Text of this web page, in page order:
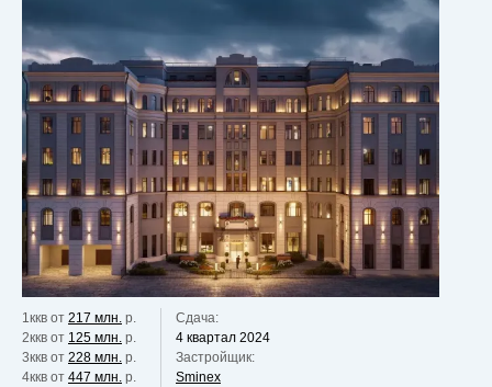
1ккв от 217 млн. р.
2ккв от 125 млн. р.
3ккв от 228 млн. р.
4ккв от 447 млн. р.
Сдача:
4 квартал 2024
Застройщик:
Sminex